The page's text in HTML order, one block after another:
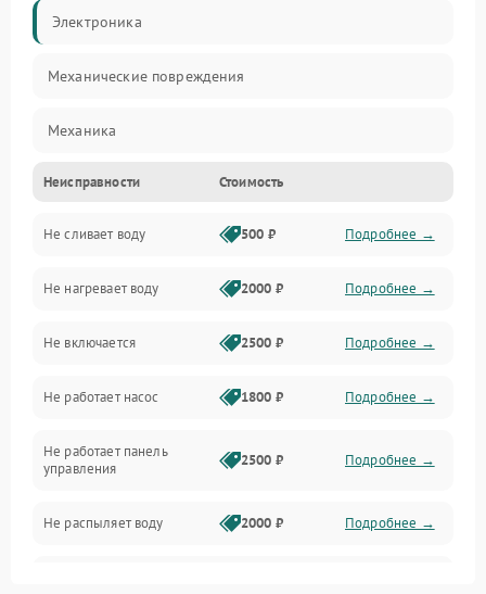
Электроника
Механические повреждения
Механика
Управление
Электропитание
Датчики
Нагрев
Вода
Гигиена
Программное обеспечение
Неисправности Стоимость
Не сливает воду 500 ₽ Подробнее →
Не нагревает воду 2000 ₽ Подробнее →
Не включается 2500 ₽ Подробнее →
Не работает насос 1800 ₽ Подробнее →
Не работает панель
управления
2500 ₽ Подробнее →
Не распыляет воду 2000 ₽ Подробнее →